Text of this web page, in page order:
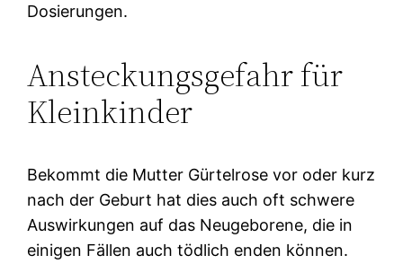
Dosierungen.
Ansteckungsgefahr für
Kleinkinder
Bekommt die Mutter Gürtelrose vor oder kurz
nach der Geburt hat dies auch oft schwere
Auswirkungen auf das Neugeborene, die in
einigen Fällen auch tödlich enden können.